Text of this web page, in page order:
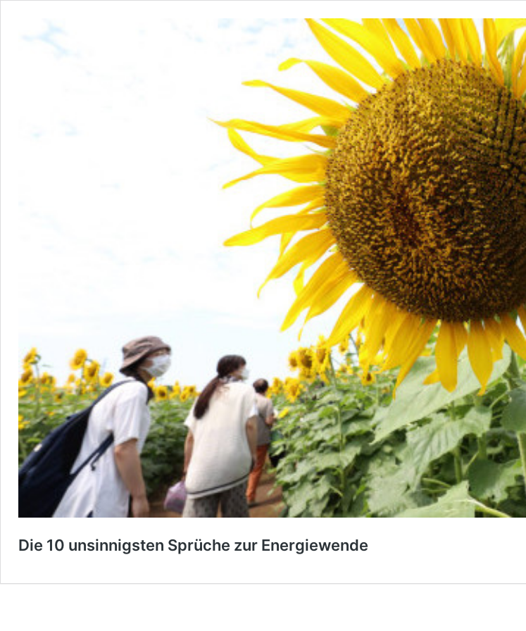
Die 10 unsinnigsten Sprüche zur Energiewende